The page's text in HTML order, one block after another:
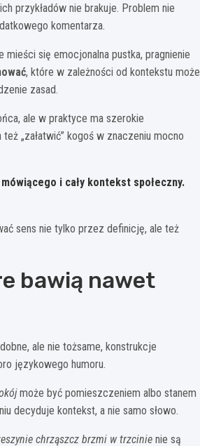
przykładów nie brakuje. Problem nie
komentarza.
się emocjonalna pustka, pragnienie
, które w zależności od kontekstu może
zasad.
ale w praktyce ma szerokie
„załatwić” kogoś w znaczeniu mocno
i cały kontekst społeczny.
sens nie tylko przez definicję, ale też
bawią nawet
ale nie tożsame, konstrukcje
językowego humoru.
może być pomieszczeniem albo stanem
decyduje kontekst, a nie samo słowo.
chrząszcz brzmi w trzcinie nie są